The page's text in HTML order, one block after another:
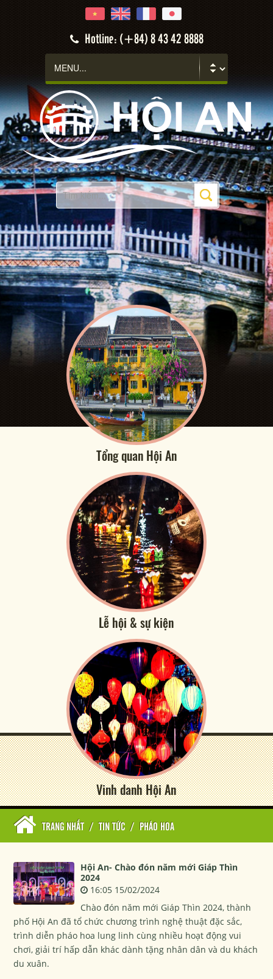
Hotline: (+84) 8 43 42 8888
Tổng quan Hội An
Lễ hội & sự kiện
Vinh danh Hội An
TRANG NHẤT / TIN TỨC / PHÁO HOA
Hội An- Chào đón năm mới Giáp Thìn
2024
16:05 15/02/2024
Chào đón năm mới Giáp Thìn 2024, thành
phố Hội An đã tổ chức chương trình nghệ thuật đặc sắc,
trình diễn pháo hoa lung linh cùng nhiều hoạt động vui
chơi, giải trí hấp dẫn khác dành tặng nhân dân và du khách
du xuân.